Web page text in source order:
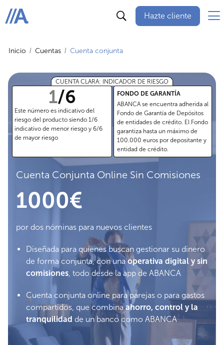
ABANCA
Hazte cliente
Inicio Cuentas Cuenta conjunta
CUENTA CLARA: INDICADOR DE RIESGO
1/6
Este número es indicativo del
riesgo del producto siendo 1/6
indicativo de menor riesgo y 6/6
de mayor riesgo
FONDO DE GARANTÍA
ABANCA se encuentra adherida al
Fondo de Garantía de Depósitos
de entidades de crédito. El Fondo
garantiza hasta un máximo de
100.000 euros por depositante y
entidad de crédito.
Cuenta Conjunta Online Sin Comisiones
1000€
por dos nóminas para nuevos clientes
Diseñada para quienes buscan gestionar su dinero
de forma conjunta, con unaoperativa digital y sin
comisiones, todo desde la app de ABANCA
Cuenta conjunta online para parejas o para gastos
compartidos, que combinaahorro, control y la
tranquilidad de un banco como ABANCA